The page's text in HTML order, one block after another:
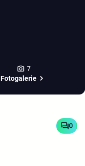
7
Fotogalerie
0